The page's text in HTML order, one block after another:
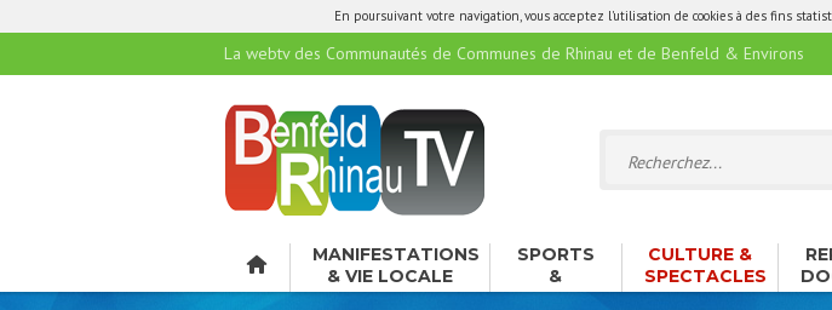
En poursuivant votre navigation, vous acceptez l'utilisation de cookies à des fins
La webtv des Communautés de Communes de Rhinau et de Benfeld & Environs
MANIFESTATIONS
& VIE LOCALE
SPORTS
&
LOISIRS
CULTURE &
SPECTACLES